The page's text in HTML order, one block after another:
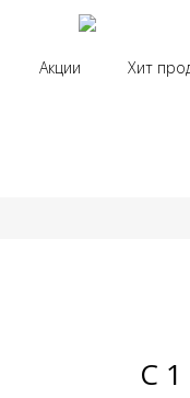
Акции Хит
С